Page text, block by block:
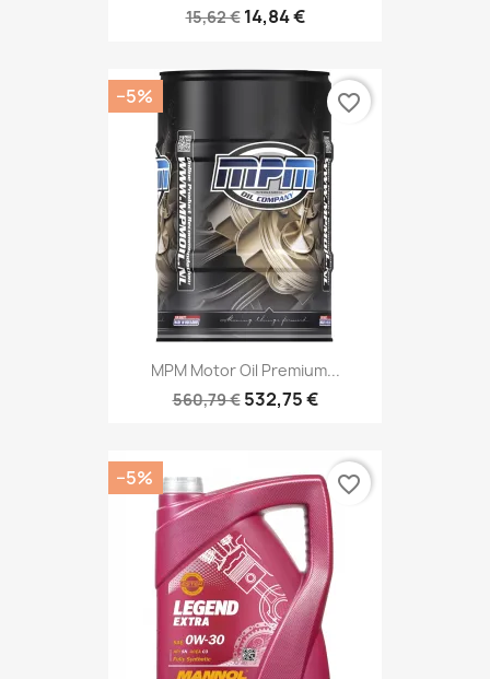
15,62 € 14,84 €
MPM Motor Oil Premium...
560,79 € 532,75 €
−5% favorite_border
−5% favorite_border